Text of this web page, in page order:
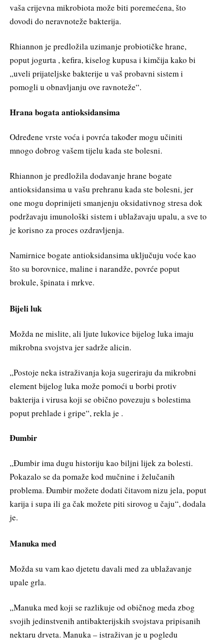
vaša crijevna mikrobiota može biti poremećena, što
dovodi do neravnoteže bakterija.
Rhiannon je predložila uzimanje probiotičke hrane,
poput jogurta , kefira, kiselog kupusa i kimčija kako bi
„uveli prijateljske bakterije u vaš probavni sistem i
pomogli u obnavljanju ove ravnoteže“.
Hrana bogata antioksidansima
Određene vrste voća i povrća također mogu učiniti
mnogo dobrog vašem tijelu kada ste bolesni.
Rhiannon je predložila dodavanje hrane bogate
antioksidansima u vašu prehranu kada ste bolesni, jer
one mogu doprinijeti smanjenju oksidativnog stresa dok
podržavaju imunološki sistem i ublažavaju upalu, a sve to
je korisno za proces ozdravljenja.
Namirnice bogate antioksidansima uključuju voće kao
što su borovnice, maline i narandže, povrće poput
brokule, špinata i mrkve.
Bijeli luk
Možda ne mislite, ali ljute lukovice bijelog luka imaju
mikrobna svojstva jer sadrže alicin.
„Postoje neka istraživanja koja sugeriraju da mikrobni
element bijelog luka može pomoći u borbi protiv
bakterija i virusa koji se obično povezuju s bolestima
poput prehlade i gripe“, rekla je .
Đumbir
„Đumbir ima dugu historiju kao biljni lijek za bolesti.
Pokazalo se da pomaže kod mučnine i želučanih
problema. Đumbir možete dodati čitavom nizu jela, poput
karija i supa ili ga čak možete piti sirovog u čaju“, dodala
je.
Manuka med
Možda su vam kao djetetu davali med za ublažavanje
upale grla.
„Manuka med koji se razlikuje od običnog meda zbog
svojih jedinstvenih antibakterijskih svojstava pripisanih
nektaru drveta. Manuka – istraživan je u pogledu